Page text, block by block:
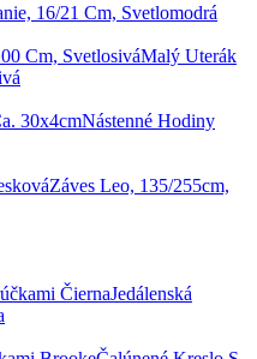
16/21 Cm, Svetlomodrá
Malý Uterák
Nástenné Hodiny
Záves Leo, 135/255cm,
Jedálenská